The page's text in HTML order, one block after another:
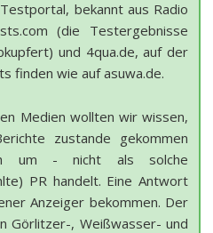
bekannt aus Radio
(die Testergebnisse
und 4qua.de, auf der
finden wie auf asuwa.de.
Medien wollten wir wissen,
zustande gekommen
um - nicht als solche
PR handelt. Eine Antwort
Anzeiger bekommen. Der
Görlitzer-, Weißwasser- und